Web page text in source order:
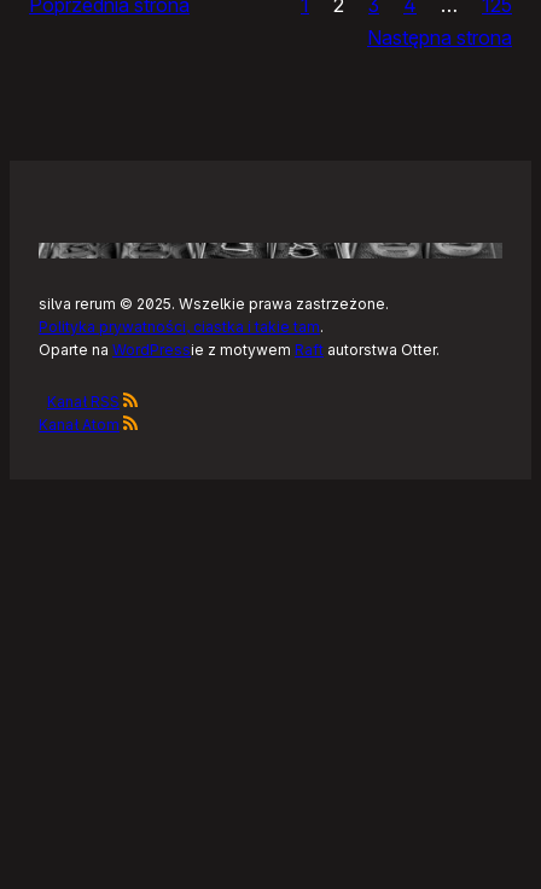
Następna strona
silva rerum © 2025. Wszelkie prawa zastrzeżone.
Polityka prywatności, ciastka i takie tam.
Oparte na WordPressie z motywem Raft autorstwa Otter.
Kanał RSS
Kanał Atom